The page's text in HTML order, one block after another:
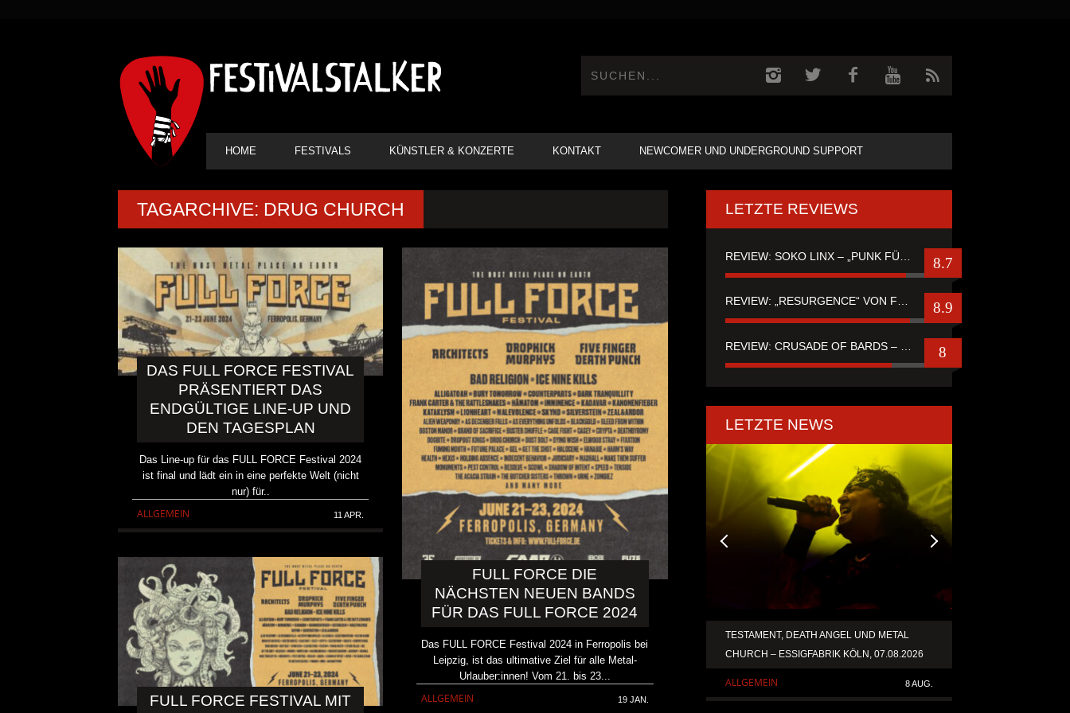
HAUPT-
NAVIGATION
HOME FESTIVALS KÜNSTLER & KONZERTE KONTAKT NEWCOMER UND UNDERGROUND SUPPORT
TAGARCHIVE: DRUG CHURCH
DAS FULL FORCE FESTIVAL
PRÄSENTIERT DAS
ENDGÜLTIGE LINE-UP UND
DEN TAGESPLAN
Das Line-up für das FULL FORCE Festival 2024
ist final und lädt ein in eine perfekte Welt (nicht
nur) für..
ALLGEMEIN 11 APR.
FULL FORCE FESTIVAL MIT
FULL FORCE DIE
NÄCHSTEN NEUEN BANDS
FÜR DAS FULL FORCE 2024
Das FULL FORCE Festival 2024 in Ferropolis bei
Leipzig, ist das ultimative Ziel für alle Metal-
Urlauber:innen! Vom 21. bis 23...
ALLGEMEIN 19 JAN.
LETZTE REVIEWS
8.7
REVIEW: „RESURGENCE“ VON FUTURE PALACE 8.9
8
LETZTE NEWS
TESTAMENT, DEATH ANGEL UND METAL
CHURCH – ESSIGFABRIK KÖLN, 07.08.2026
ALLGEMEIN 8 AUG.
TO LIFE“ AUS SEINEM KOMMENDEN
SOLOALBUM „BORN WITH A HAMMER“
REVIEW: SOKO LINX – „PUNK FÜR LEUTE,
DIE PUNK HASZEN“
ALBUM REVIEW 6 AUG.